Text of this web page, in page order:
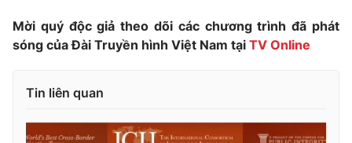
Liên hệ tòa soạn English
Mời quý độc giả theo dõi các chương trình đã phát
sóng của Đài Truyền hình Việt Nam tại TV Online
Tin liên quan